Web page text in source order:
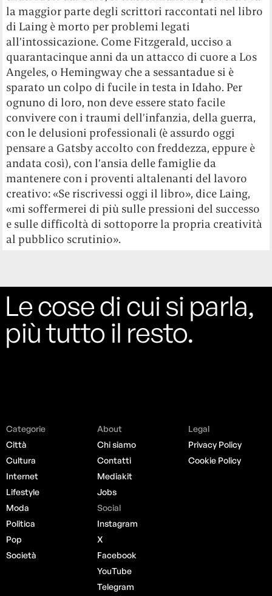
la maggior parte degli scrittori raccontati nel libro
di Laing è morto per problemi legati
all’intossicazione. Come Fitzgerald, ucciso a
quarantacinque anni da un attacco di cuore a Los
Angeles, o Hemingway che a sessantadue si è
sparato un colpo di fucile in testa in Idaho. Per
ognuno di loro, non deve essere stato facile
convivere con i traumi dell’infanzia, della guerra,
con le delusioni professionali (è assurdo oggi
pensare a Gatsby accolto con freddezza, eppure è
andata così), con l’ansia delle famiglie da
mantenere con i proventi altalenanti del lavoro
creativo: «Se riscrivessi oggi il libro», dice Laing,
«mi soffermerei di più sulle pressioni del successo
e sulle difficoltà di sottoporre la propria creatività
al pubblico scrutinio».
Le cose di cui si parla,
più tutto il resto.
Categorie
Città
Cultura
Internet
Lifestyle
Moda
Politica
Pop
Società
About
Chi siamo
Contatti
Mediakit
Jobs
Social
Instagram
X
Facebook
YouTube
Telegram
Legal
Privacy Policy
Cookie Policy